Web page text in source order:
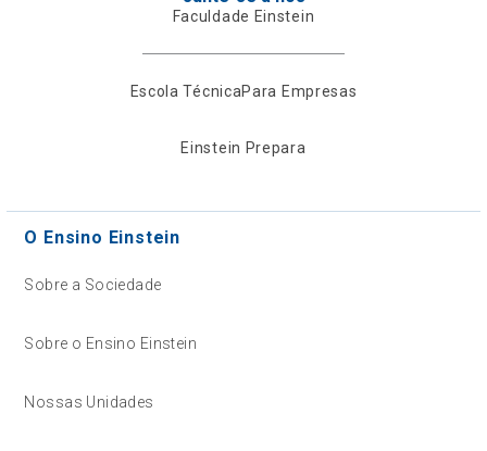
Faculdade Einstein
Escola TécnicaPara Empresas
Einstein Prepara
O Ensino Einstein
Sobre a Sociedade
Sobre o Ensino Einstein
Nossas Unidades